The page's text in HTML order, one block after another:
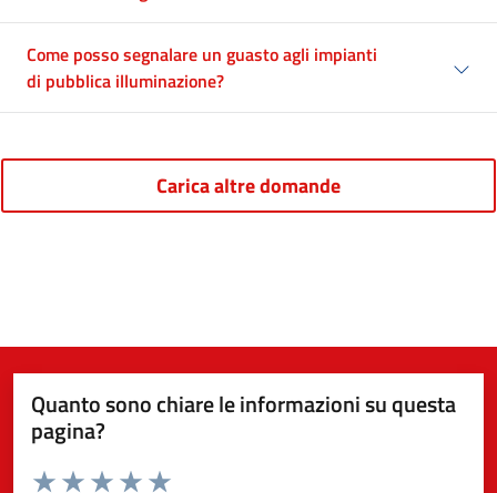
Come posso segnalare un guasto agli impianti
di pubblica illuminazione?
Carica altre domande
Quanto sono chiare le informazioni su questa
pagina?
Valuta da 1 a 5 stelle la pagina